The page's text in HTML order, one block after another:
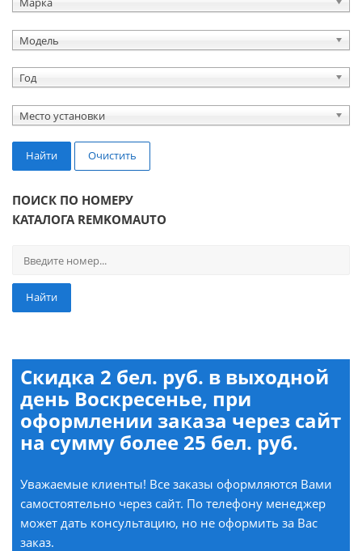
Модель
Год
Место установки
Найти Очистить
ПОИСК ПО НОМЕРУ
КАТАЛОГА REMKOMAUTO
Найти
Скидка 2 бел. руб. в выходной
день Воскресенье, при
оформлении заказа через сайт
на сумму более 25 бел. руб.
Уважаемые клиенты! Все заказы оформляются Вами
самостоятельно через сайт. По телефону менеджер
может дать консультацию, но не оформить за Вас
заказ.